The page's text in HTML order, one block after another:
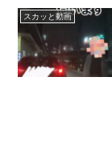
スカッと動画